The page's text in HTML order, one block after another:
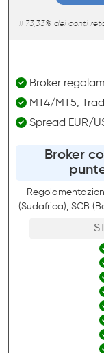
Il 73,33% dei conti
Broker
MT4/MT5,
Spread EUR/
Broker
(Sudafrica), SCB